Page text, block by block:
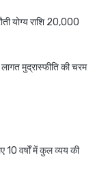
योग्य राशि 20,000
मुद्रास्फीति की चरम
10 वर्षों में कुल व्यय की